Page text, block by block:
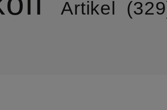
Artikel 329